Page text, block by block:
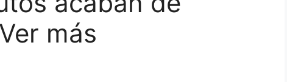
más